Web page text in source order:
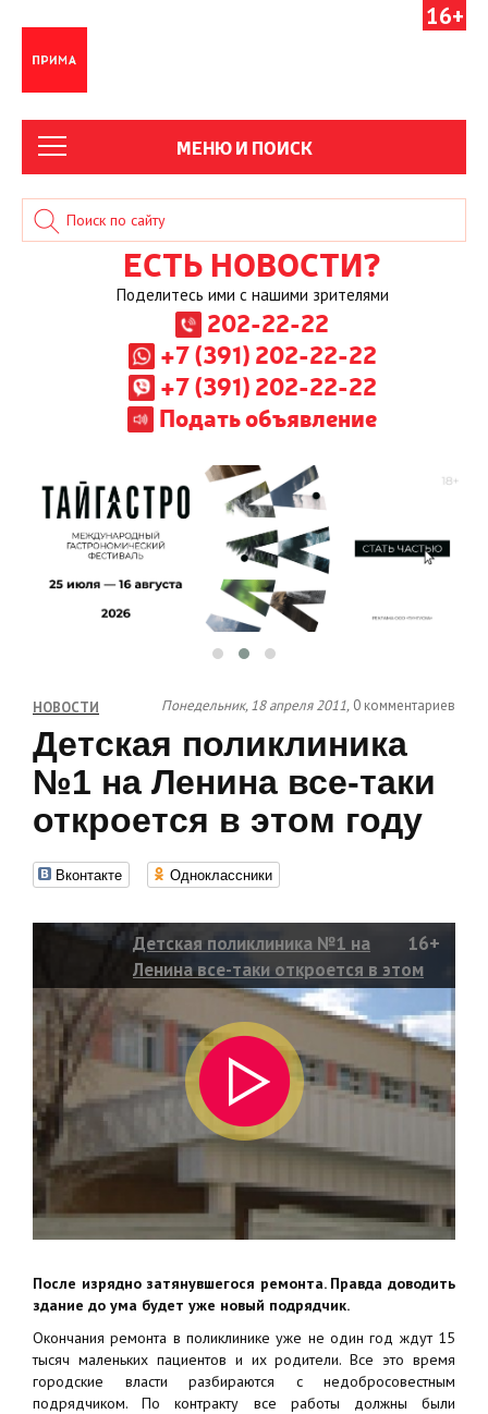
16+
МЕНЮ И ПОИСК
ЕСТЬ НОВОСТИ?
Поделитесь ими с нашими зрителями
202-22-22
+7 (391) 202-22-22
+7 (391) 202-22-22
Подать объявление
НОВОСТИ Понедельник, 18 апреля 2011, 0 комментариев
Детская поликлиника
№1 на Ленина все-таки
откроется в этом году
Вконтакте Одноклассники
Детская поликлиника №1 на
Ленина все-таки откроется в этом
году
16+
После изрядно затянувшегося ремонта. Правда доводить
здание до ума будет уже новый подрядчик.
Окончания ремонта в поликлинике уже не один год ждут 15
тысяч маленьких пациентов и их родители. Все это время
городские власти разбираются с недобросовестным
подрядчиком. По контракту все работы должны были